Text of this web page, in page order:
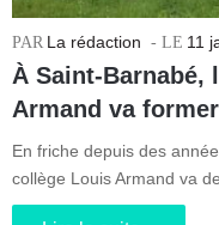
La rédaction 11
À Saint-Barnabé,
Armand va
En friche depuis des
collège Louis Armand va